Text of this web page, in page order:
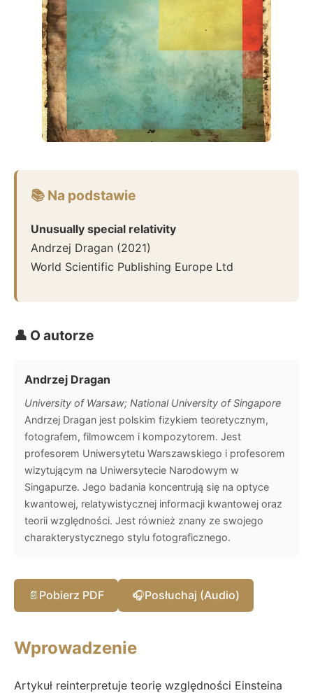
📚 Na podstawie
Unusually special relativity
Andrzej Dragan (2021)
World Scientific Publishing Europe Ltd
👤 O autorze
Andrzej Dragan
University of Warsaw; National University of Singapore
Andrzej Dragan jest polskim fizykiem teoretycznym,
fotografem, filmowcem i kompozytorem. Jest
profesorem Uniwersytetu Warszawskiego i profesorem
wizytującym na Uniwersytecie Narodowym w
Singapurze. Jego badania koncentrują się na optyce
kwantowej, relatywistycznej informacji kwantowej oraz
teorii względności. Jest również znany ze swojego
charakterystycznego stylu fotograficznego.
📄 Pobierz PDF 🎧Posłuchaj (Audio)
Wprowadzenie
Artykuł reinterpretuje teorię względności Einsteina